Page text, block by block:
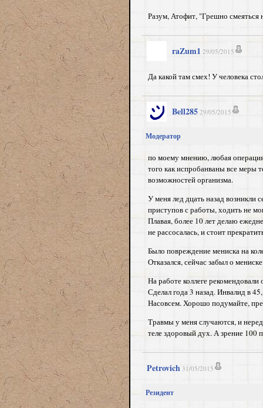
Разум, Атофит, "Грешно
raZum1 29/05/2015
Да какой там смех! У человека
Bell285 29/05/2015
Модератор
по моему мнению, любая
того как испробанваны все меры
возможностей организма.
У меня лед дцать назад возникли
приступов с работы, ходить не
Плавая, более 10 лет делаю
не рассосалась, и стоит
Было повреждение мениска на
Отказался, сейчас забыл о
На работе коллеге
Сделал года 3 назад. Инвалид в
Насовсем. Хорошо подумайте,
Травмы у меня случаются, и
теле здоровый дух. А зрение 100
Petrovich 31/05/2015
Резидент